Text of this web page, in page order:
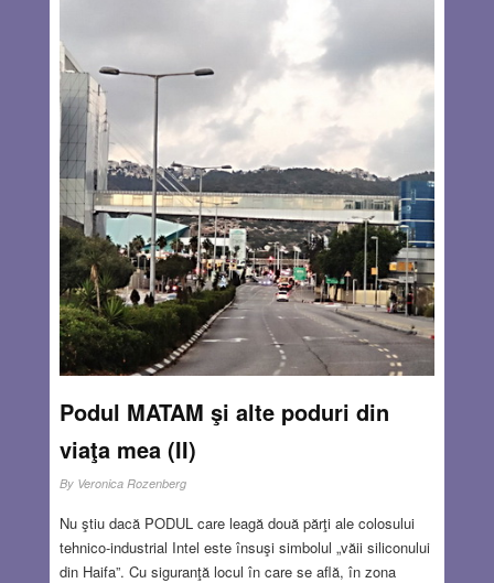
Podul MATAM şi alte poduri din
viaţa mea (II)
By Veronica Rozenberg
Nu ştiu dacă PODUL care leagă două părţi ale colosului
tehnico-industrial Intel este însuşi simbolul „văii siliconului
din Haifa”. Cu siguranţă locul în care se află, în zona